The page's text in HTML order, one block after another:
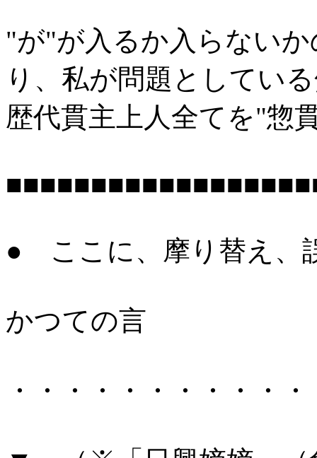
"が"が入るか入らない
り、私が問題としてい
歴代貫主上人全てを"惣
● ここに、摩り替え、
かつての言
・・・・・・・・・・